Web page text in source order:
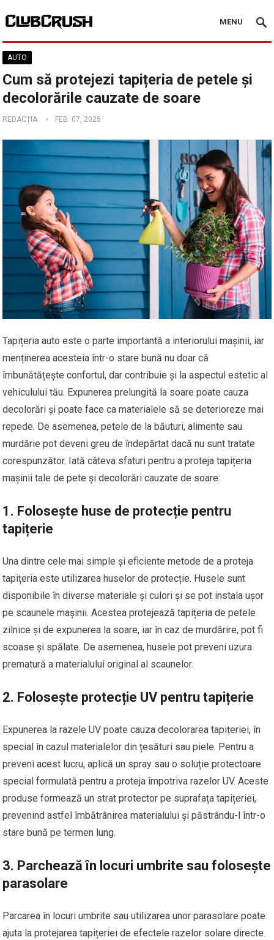
MENU
AUTO
Cum să protejezi tapițeria de petele și
decolorările cauzate de soare
REDACȚIA FEB. 07, 2025
Tapițeria auto este o parte importantă a interiorului mașinii, iar
menținerea acesteia într-o stare bună nu doar că
îmbunătățește confortul, dar contribuie și la aspectul estetic al
vehiculului tău. Expunerea prelungită la soare poate cauza
decolorări și poate face ca materialele să se deterioreze mai
repede. De asemenea, petele de la băuturi, alimente sau
murdărie pot deveni greu de îndepărtat dacă nu sunt tratate
corespunzător. Iată câteva sfaturi pentru a proteja tapițeria
mașinii tale de pete și decolorări cauzate de soare:
1. Folosește huse de protecție pentru
tapițerie
Una dintre cele mai simple și eficiente metode de a proteja
tapițeria este utilizarea huselor de protecție. Husele sunt
disponibile în diverse materiale și culori și se pot instala ușor
pe scaunele mașinii. Acestea protejează tapițeria de petele
zilnice și de expunerea la soare, iar în caz de murdărire, pot fi
scoase și spălate. De asemenea, husele pot preveni uzura
prematură a materialului original al scaunelor.
2. Folosește protecție UV pentru tapițerie
Expunerea la razele UV poate cauza decolorarea tapițeriei, în
special în cazul materialelor din țesături sau piele. Pentru a
preveni acest lucru, aplică un spray sau o soluție protectoare
special formulată pentru a proteja împotriva razelor UV. Aceste
produse formează un strat protector pe suprafața tapițeriei,
prevenind astfel îmbătrânirea materialului și păstrându-l într-o
stare bună pe termen lung.
3. Parchează în locuri umbrite sau folosește
parasolare
Parcarea în locuri umbrite sau utilizarea unor parasolare poate
ajuta la protejarea tapițeriei de efectele razelor solare directe.